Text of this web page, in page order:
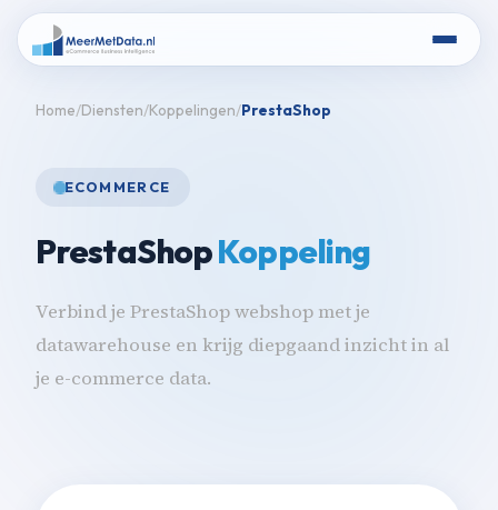
Home Diensten Koppelingen PrestaShop
ECOMMERCE
PrestaShopKoppeling
Verbind je PrestaShop webshop met je
datawarehouse en krijg diepgaand inzicht in al
je e-commerce data.